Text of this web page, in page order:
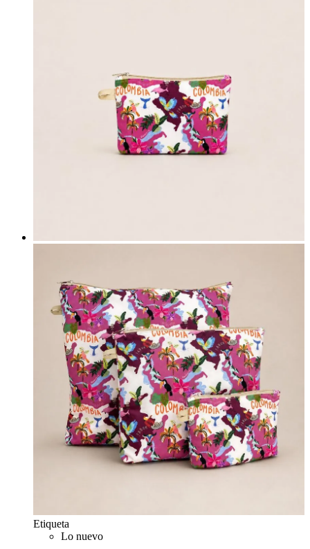
Etiqueta
Lo nuevo